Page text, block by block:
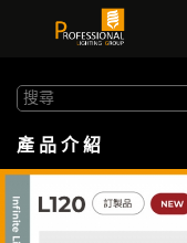
產 品 介 紹